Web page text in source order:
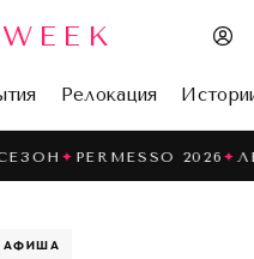
WEEK
Релокация
PERMESSO 2026✦ЛЕТО В
АФИША